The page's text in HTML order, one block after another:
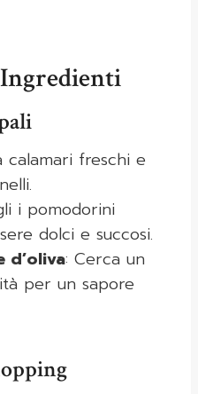
calamari freschi e
i pomodorini
dolci e succosi.
d’oliva: Cerca un
per un sapore